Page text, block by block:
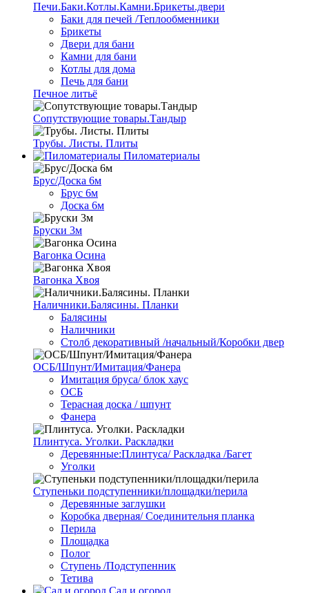
Печи.Баки.Котлы.Камни.Брикеты.двери
Баки для печей /Теплообменники
Брикеты
Двери для бани
Камни для бани
Котлы для дома
Печь для бани
Печное литьё
Сопутствующие товары.Тандыр
Трубы. Листы. Плиты
Пиломатериалы
Брус/Доска 6м
Брус 6м
Доска 6м
Бруски 3м
Вагонка Осина
Вагонка Хвоя
Наличники.Балясины. Планки
Балясины
Наличники
Столб декоративный /начальный/Коробки двер
ОСБ/Шпунт/Имитация/Фанера
Имитация бруса/ блок хаус
ОСБ
Терасная доска / шпунт
Фанера
Плинтуса. Уголки. Раскладки
Деревянные:Плинтуса/ Раскладка /Багет
Уголки
Ступеньки подступенники/площадки/перила
Деревянные заглушки
Коробка дверная/ Соединительня планка
Перила
Площадка
Полог
Ступень /Подступенник
Тетива
Сад и огород